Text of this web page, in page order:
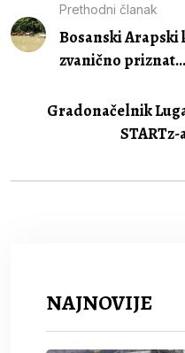
Prethodni članak
Bosanski Arapski
zvanično priznat...
Gradonačelnik
NAJNOVIJE